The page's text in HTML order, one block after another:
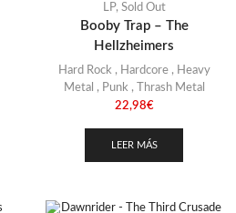
LP, Sold Out
Booby Trap – The
Hellzheimers
Hard Rock , Hardcore, Heavy
Metal , Punk ,
Thrash Metal
22,98€
LEER MÁS